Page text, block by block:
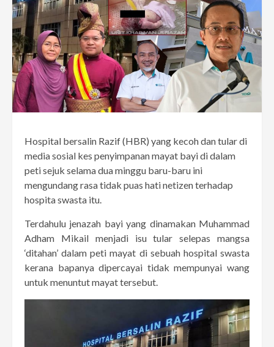
Hospital bersalin Razif (HBR) yang kecoh dan tular di
media sosial kes penyimpanan mayat bayi di dalam
peti sejuk selama dua minggu baru-baru ini
mengundang rasa tidak puas hati netizen terhadap
hospita swasta itu.
Terdahulu jenazah bayi yang dinamakan Muhammad
Adham Mikail menjadi isu tular selepas mangsa
‘ditahan’ dalam peti mayat di sebuah hospital swasta
kerana bapanya dipercayai tidak mempunyai wang
untuk menuntut mayat tersebut.